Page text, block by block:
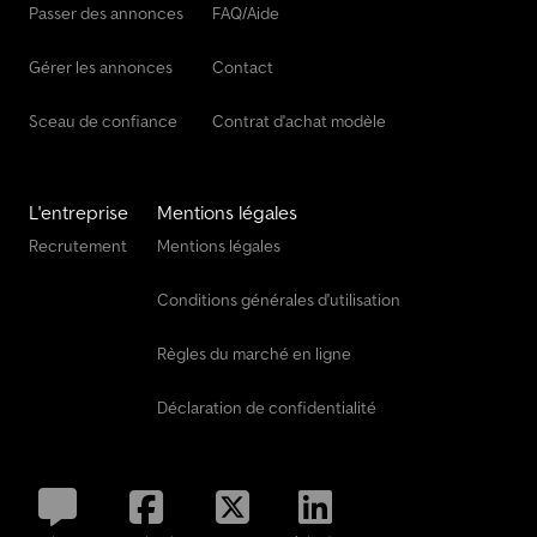
Passer des annonces
Gérer les annonces
Sceau de confiance
FAQ/Aide
Contact
Contrat d'achat modèle
L'entreprise
Recrutement
Mentions légales
Mentions légales
Conditions générales d'utilisation
Règles du marché en ligne
Déclaration de confidentialité